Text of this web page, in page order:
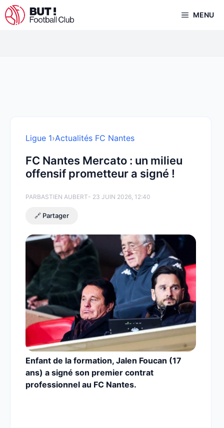
Aller
au
MENU
Ligue 1›Actualités FC Nantes
FC Nantes Mercato : un milieu
offensif prometteur a signé !
PARBASTIEN AUBERT- 23 JUIN 2026, 12:40
🔗 Partager
Enfant de la formation, Jalen Foucan (17
ans) a signé son premier contrat
professionnel au FC Nantes.